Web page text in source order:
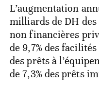
L’augmentation
milliards de DH
non financières
de 9,7% des
des prêts à
de 7,3% des prêts